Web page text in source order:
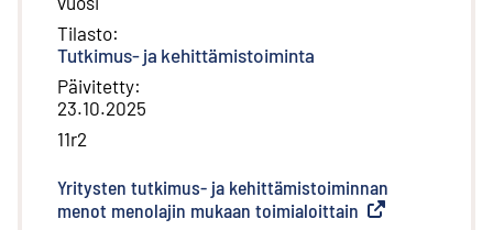
Tilasto:
Tutkimus- ja kehittämistoiminta
Päivitetty:
23.10.2025
11r2
Yritysten tutkimus- ja kehittämistoiminnan
menot menolajin mukaan toimialoittain Ulkoinen linkki